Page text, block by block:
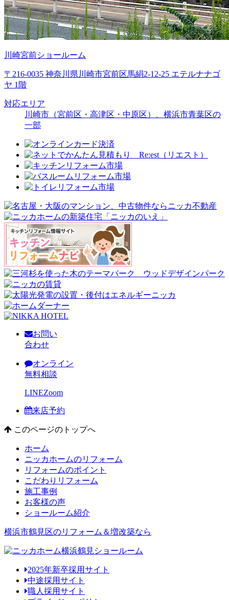
川崎宮前ショールーム
〒216-0035 神奈川県川崎市宮前区馬絹2-12-25 エテルナナゴ
ヤ 1階
対応エリア
川崎市（宮前区・高津区・中原区）、横浜市青葉区の
一部
お問い
合わせ
オンライン
無料相談
LINEZoom
来店予約
このページのトップへ
ホーム
ニッカホームのリフォーム
リフォームのポイント
こだわりリフォーム
施工事例
お客様の声
ショールーム紹介
横浜市鶴見区のリフォーム＆増改築なら
2025年新卒採用サイト
中途採用サイト
職人採用サイト